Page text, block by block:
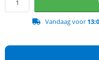
Vandaag voor